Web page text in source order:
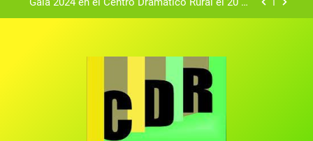
Gala 2024 en el Centro Dramático Rural el 20 de
convocado por el Centro Dramático Rural de Mira
(Cuenca)
Gala anual virtual del Centro Dramático Rural de
Gala del Centro Dramático Rural 2025
Gala 2024 en el Centro Dramático Rural el 20 de